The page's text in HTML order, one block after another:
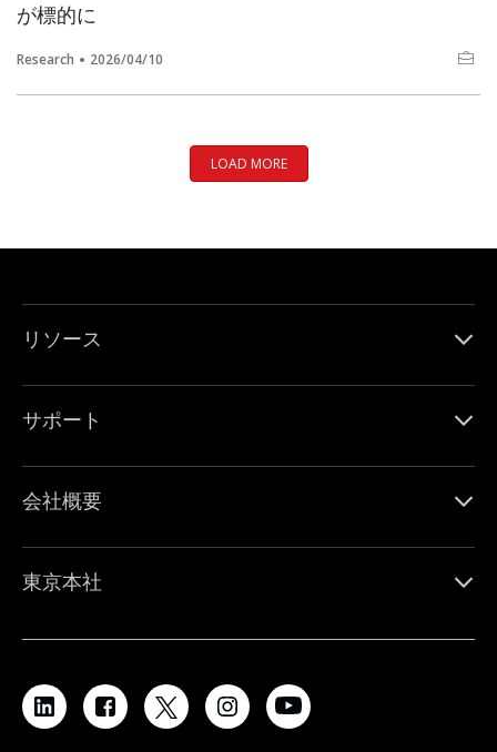
が標的に
Research 2026/04/10
LOAD MORE
リソース
サポート
会社概要
東京本社